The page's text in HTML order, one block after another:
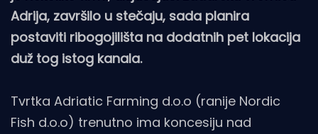
Adrija, završilo u stečaju, sada planira
postaviti ribogojilišta na dodatnih pet lokacija
duž tog istog kanala.
Tvrtka Adriatic Farming d.o.o (ranije Nordic
Fish d.o.o) trenutno ima koncesiju nad